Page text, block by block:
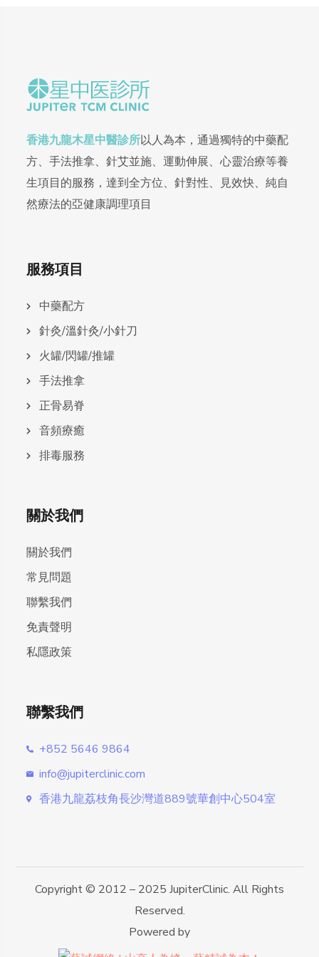
香港九龍木星中醫診所以人為本，通過獨特的中藥配
方、手法推拿、針艾並施、運動伸展、心靈治療等養
生項目的服務，達到全方位、針對性、見效快、純自
然療法的亞健康調理項目
服務項目
中藥配方
針灸/溫針灸/小針刀
火罐/閃罐/推罐
手法推拿
正骨易脊
⾳頻療癒
排毒服務
關於我們
關於我們
常見問題
聯繫我們
免責聲明
私隱政策
聯繫我們
+852 5646 9864
info@jupiterclinic.com
香港九龍荔枝角長沙灣道889號華創中心504室
Copyright © 2012 – 2025 JupiterClinic. All Rights
Reserved.
Powered by